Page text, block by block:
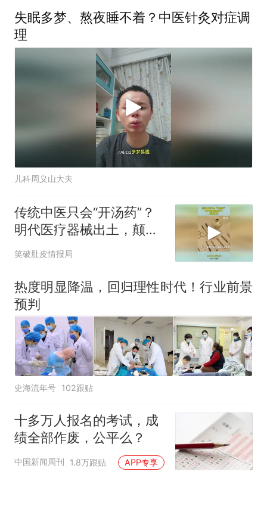
失眠多梦、熬夜睡不着？中医针灸对症调
理
儿科周义山大夫
传统中医只会“开汤药”？
明代医疗器械出土，颠覆
认知！
笑破肚皮情报局
热度明显降温，回归理性时代！行业前景
预判
史海流年号 102跟贴
十多万人报名的考试，成
绩全部作废，公平么？
中国新闻周刊 1.8万跟贴 APP专享